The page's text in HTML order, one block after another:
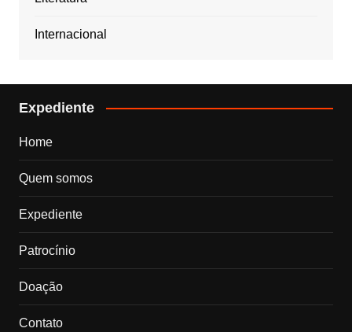
Internacional
Expediente
Home
Quem somos
Expediente
Patrocínio
Doação
Contato